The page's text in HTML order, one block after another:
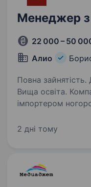
Менеджер
22 000 – 50
Алио
Повна зайнятість.
Вища освіта. Компанія «ALIO » є найбільшим
імпортером
та офіси в м.
2 дні тому